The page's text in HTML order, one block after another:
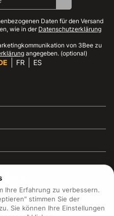
Daten für den Versand
wie in der Datenschutzerklärung
von 3Bee zu
angegeben. (optional)
FR ES
Bienenschutz
Ihre Erfahrung zu verbessern.
stimmen Sie der
Sie können Ihre Einstellungen